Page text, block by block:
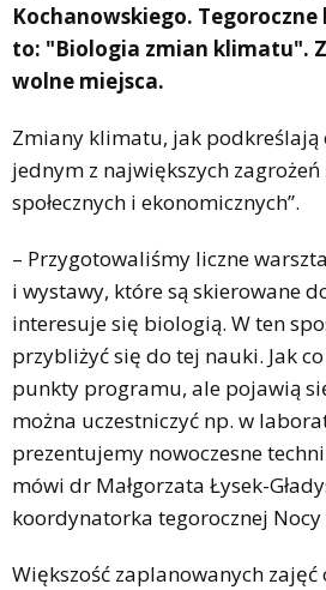
Kochanowskiego. Tegoroczne
to: "Biologia zmian klimatu".
wolne miejsca.
Zmiany klimatu, jak podkreślają
jednym z największych
społecznych i ekonomicznych”.
– Przygotowaliśmy liczne
i wystawy, które są skierowane
interesuje się biologią. W ten
przybliżyć się do tej nauki. Jak
punkty programu, ale pojawią
można uczestniczyć np. w
prezentujemy nowoczesne
mówi dr Małgorzata Łysek-
koordynatorka tegorocznej
Większość zaplanowanych